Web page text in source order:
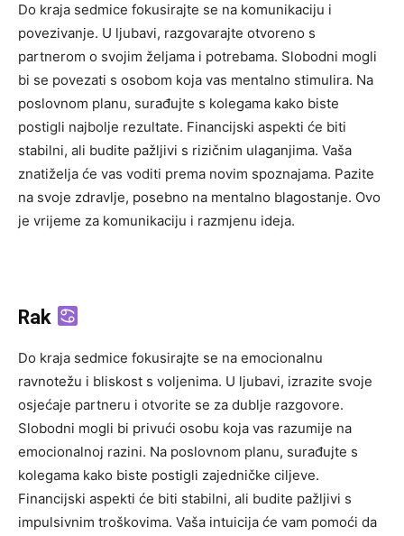
Do kraja sedmice fokusirajte se na komunikaciju i
povezivanje. U ljubavi, razgovarajte otvoreno s
partnerom o svojim željama i potrebama. Slobodni mogli
bi se povezati s osobom koja vas mentalno stimulira. Na
poslovnom planu, surađujte s kolegama kako biste
postigli najbolje rezultate. Financijski aspekti će biti
stabilni, ali budite pažljivi s rizičnim ulaganjima. Vaša
znatiželja će vas voditi prema novim spoznajama. Pazite
na svoje zdravlje, posebno na mentalno blagostanje. Ovo
je vrijeme za komunikaciju i razmjenu ideja.
Rak
Do kraja sedmice fokusirajte se na emocionalnu
ravnotežu i bliskost s voljenima. U ljubavi, izrazite svoje
osjećaje partneru i otvorite se za dublje razgovore.
Slobodni mogli bi privući osobu koja vas razumije na
emocionalnoj razini. Na poslovnom planu, surađujte s
kolegama kako biste postigli zajedničke ciljeve.
Financijski aspekti će biti stabilni, ali budite pažljivi s
impulsivnim troškovima. Vaša intuicija će vam pomoći da